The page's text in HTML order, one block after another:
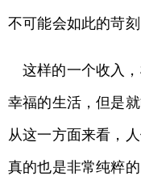
不可能会如此的苛刻
这样的一个收入
幸福的生活，但是
从这一方面来看，
真的也是非常纯粹